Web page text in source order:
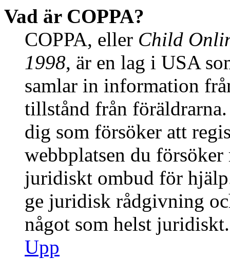
Vad är COPPA?
COPPA, eller Child
1998, är en lag i USA
samlar in information
tillstånd från
dig som försöker att
webbplatsen du
juridiskt ombud för
ge juridisk rådgivning
något som helst juridiskt.
Upp